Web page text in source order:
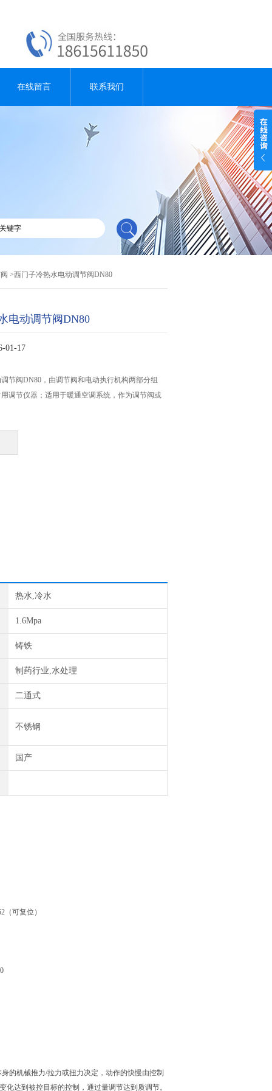
在线留言 联系我们
>西门子冷热水电动调节阀DN80
电动调节阀DN80
01-17
节阀DN80，由调节阀和电动执行机构两部分组
调节仪器；适用于暖通空调系统，作为调节阀或
热水,冷水
1.6Mpa
铸铁
制药行业,水处理
二通式
不锈钢
国产
可复位）
的机械推力/拉力或扭力决定，动作的快慢由控制
化达到被控目标的控制，通过量调节达到质调节。